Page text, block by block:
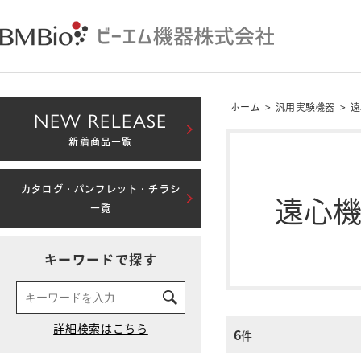
ホーム > 汎用実験機器 >
遠心
6件
NEW RELEASE
新着商品一覧
カタログ・パンフレット・チラシ
一覧
キーワードで探す